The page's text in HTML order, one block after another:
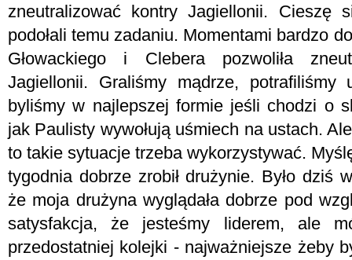
zneutralizować kontry Jagiellonii. Cieszę
podołali temu zadaniu. Momentami bardzo
Głowackiego i Clebera pozwoliła
Jagiellonii. Graliśmy mądrze,
byliśmy w najlepszej formie jeśli chodzi o
jak Paulisty wywołują uśmiech na ustach.
to takie sytuacje trzeba wykorzystywać.
tygodnia dobrze zrobił drużynie. Było dziś
że moja drużyna wyglądała dobrze pod
satysfakcja, że jesteśmy liderem, ale
przedostatniej kolejki - najważniejsze żeby